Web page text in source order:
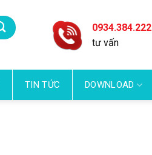
0934.384.222
tư vấn
TIN TỨC DOWNLOAD